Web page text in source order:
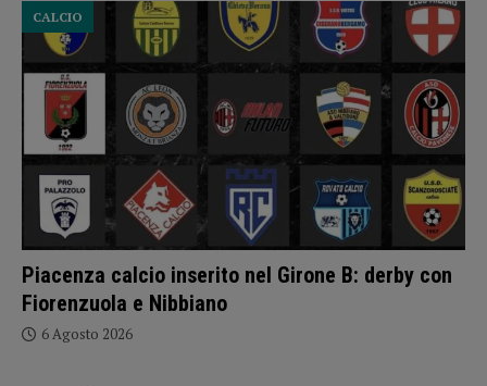
Piacenza calcio inserito nel Girone B: derby con
Fiorenzuola e Nibbiano
CALCIO
6 Agosto 2026